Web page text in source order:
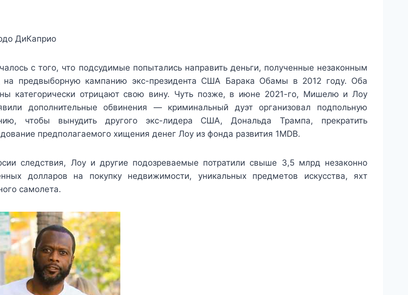
ДиКаприо
с того, что подсудимые попытались направить деньги, полученные незаконным
на предвыборную кампанию экс-президента США Барака Обамы в 2012 году. Оба
категорически отрицают свою вину. Чуть позже, в июне 2021-го, Мишелю и Лоу
дополнительные обвинения — криминальный дуэт организовал подпольную
чтобы вынудить другого экс-лидера США, Дональда Трампа, прекратить
предполагаемого хищения денег Лоу из фонда развития 1MDB.
следствия, Лоу и другие подозреваемые потратили свыше 3,5 млрд незаконно
долларов на покупку недвижимости, уникальных предметов искусства, яхт
самолета.